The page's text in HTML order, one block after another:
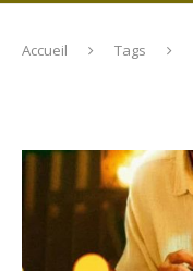
Accueil Tags